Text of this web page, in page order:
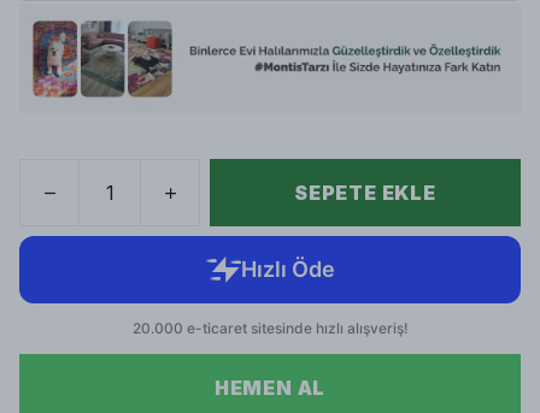
SEPETE EKLE
HEMEN AL